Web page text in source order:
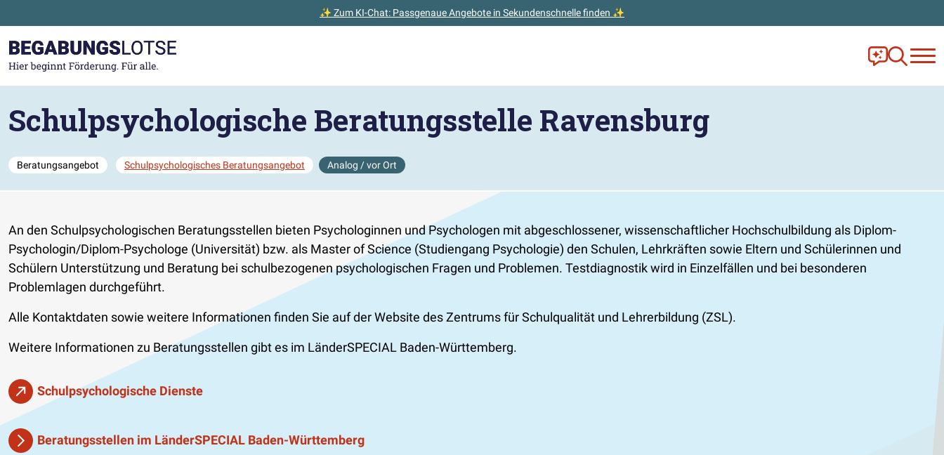
✨ Zum KI-Chat: Passgenaue Angebote in Sekundenschnelle finden ✨
Zur Startseite gehen
Frag Ella!
Zur
Schulpsychologische Beratungsstelle Ravensburg
Beratungsangebot Schulpsychologisches Beratungsangebot Analog / vor Ort
An den Schulpsychologischen Beratungsstellen bieten Psychologinnen und Psychologen mit abgeschlossener, wissenschaftlicher Hochschulbildung als Diplom-
Psychologin/Diplom-Psychologe (Universität) bzw. als Master of Science (Studiengang Psychologie) den Schulen, Lehrkräften sowie Eltern und Schülerinnen und
Schülern Unterstützung und Beratung bei schulbezogenen psychologischen Fragen und Problemen. Testdiagnostik wird in Einzelfällen und bei besonderen
Problemlagen durchgeführt.
Alle Kontaktdaten sowie weitere Informationen finden Sie auf der Website des Zentrums für Schulqualität und Lehrerbildung (ZSL).
Weitere Informationen zu Beratungsstellen gibt es im LänderSPECIAL Baden-Württemberg.
Schulpsychologische Dienste
Beratungsstellen im LänderSPECIAL Baden-Württemberg